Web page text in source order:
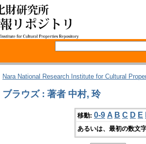
Nara National Research Institute for Cultural
ブラウズ : 著者 中村, 玲
移動: 0-9 A B C D E
あるいは、最初の数文